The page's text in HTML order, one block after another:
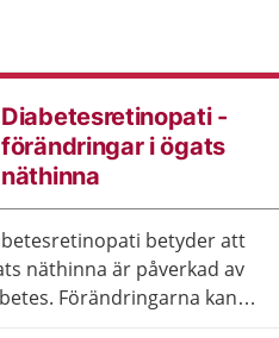
Diabetesretinopati -
förändringar i ögats
näthinna
betyder att
näthinna är påverkad av
Förändringarna kan